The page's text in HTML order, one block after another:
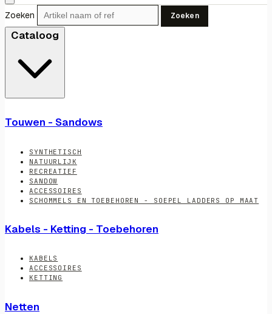
Zoeken Zoeken
Cataloog
Touwen - Sandows
SYNTHETISCH
NATUURLIJK
RECREATIEF
SANDOW
ACCESSOIRES
SCHOMMELS EN TOEBEHOREN - SOEPEL LADDERS OP MAAT
Kabels - Ketting - Toebehoren
KABELS
ACCESSOIRES
KETTING
Netten